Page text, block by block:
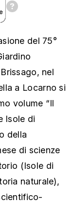
del 75°
nel
a Locarno si
volume “Il
Isole di
della
di scienze
(Isole di
naturale),